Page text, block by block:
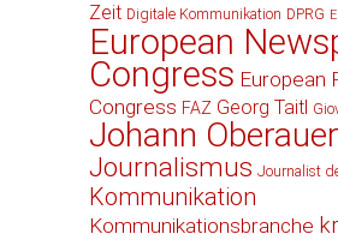
Zeit Digitale Kommunikation DPRG
European
Congress European
Congress FAZ Georg Taitl
Johann Oberauer
Journalismus Journalist
Kommunikation
Kommunikationsbranche